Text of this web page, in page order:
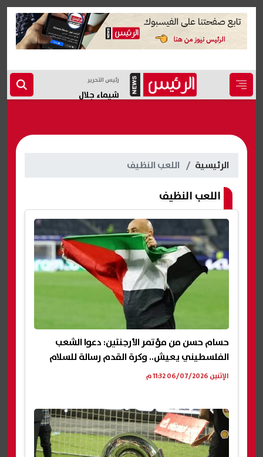
رئيس التحرير
شيماء جلال
الرئيسية اللعب النظيف
اللعب النظيف
حسام حسن من مؤتمر الأرجنتين: دعوا الشعب
الفلسطيني يعيش.. وكرة القدم رسالة للسلام
الإثنين 06/07/2026 11:32 م